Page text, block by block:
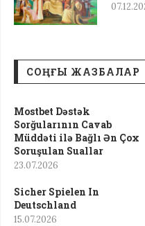
СОҢҒЫ ЖАЗБАЛАР
Mostbet Dəstək
Sorğularının Cavab
Müddəti ilə Bağlı Ən Çox
Soruşulan Suallar
23.07.2026
Sicher Spielen In
Deutschland
15.07.2026